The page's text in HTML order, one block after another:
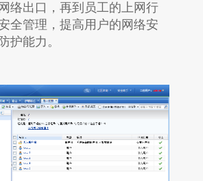
络出口，再到员工的上网行
全管理，提高用户的网络安
护能力。